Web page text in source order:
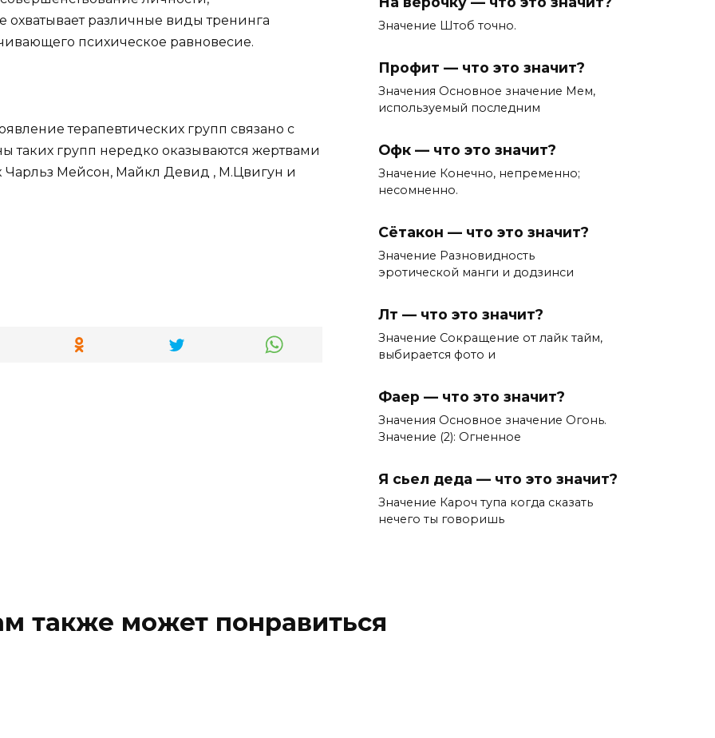
охватывает различные виды тренинга
психическое равновесие.
терапевтических групп связано с
таких групп нередко оказываются жертвами
Чарльз Мейсон, Майкл Девид , М.Цвигун и
Значение Штоб точно.
Профит — что это значит?
Значения Основное значение Мем,
используемый последним
Офк — что это значит?
Значение Конечно, непременно;
несомненно.
Сётакон — что это значит?
Значение Разновидность
эротической манги и додзинси
Лт — что это значит?
Значение Сокращение от лайк тайм,
выбирается фото и
Фаер — что это значит?
Значения Основное значение Огонь.
Значение (2): Огненное
Я сьел деда — что это значит?
Значение Кароч тупа когда сказать
нечего ты говоришь
также может понравиться